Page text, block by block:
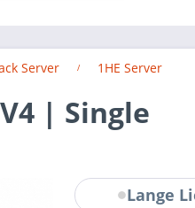
Server 1HE Server
| Single
Lange